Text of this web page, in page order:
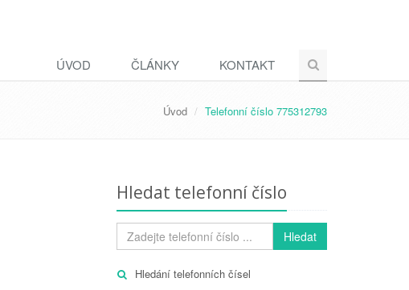
ÚVOD ČLÁNKY KONTAKT
Úvod Telefonní číslo 775312793
Hledat telefonní číslo
Hledat
Hledání telefonních čísel